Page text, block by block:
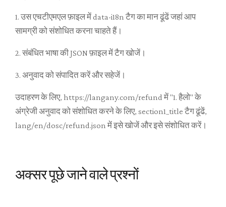
1. उस एचटीएमएल फ़ाइल में data-i18n टैग का मान ढूंढें जहां आप
सामग्री को संशोधित करना चाहते हैं।
2. संबंधित भाषा की JSON फ़ाइल में टैग खोजें।
3. अनुवाद को संपादित करें और सहेजें।
उदाहरण के लिए, https://langany.com/refund में "1. हैलो" के
अंग्रेजी अनुवाद को संशोधित करने के लिए, section1_title टैग ढूंढें,
lang/en/dosc/refund.json में इसे खोजें और इसे संशोधित करें।
अक्सर पूछे जाने वाले प्रश्नों